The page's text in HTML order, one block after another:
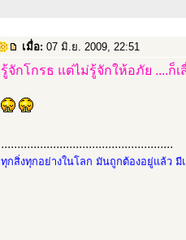
เมื่อ: 07 มิ.ย. 2009, 22:51
รู้จักโกรธ แต่ไม่รู้จักให้อภัย ....ก็เ
.....................................................
ทุกสิ่งทุกอย่างในโลก มันถูกต้องอยู่แล้ว มี